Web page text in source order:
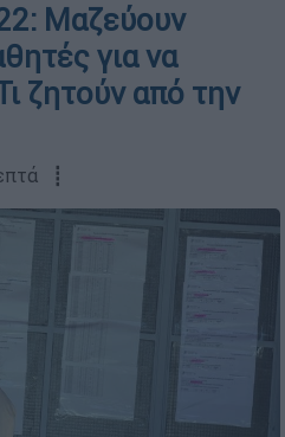
Μαζεύουν
για να
ζητούν από την
┋